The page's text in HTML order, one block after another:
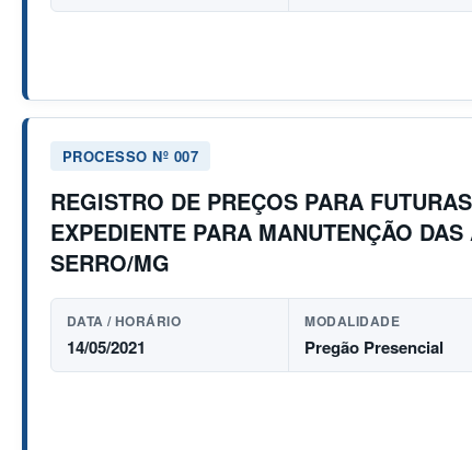
PROCESSO Nº 007
REGISTRO DE PREÇOS PARA
EXPEDIENTE PARA MANUTENÇÃO
SERRO/MG
DATA / HORÁRIO
14/05/2021
MODALIDADE
Pregão Presencial